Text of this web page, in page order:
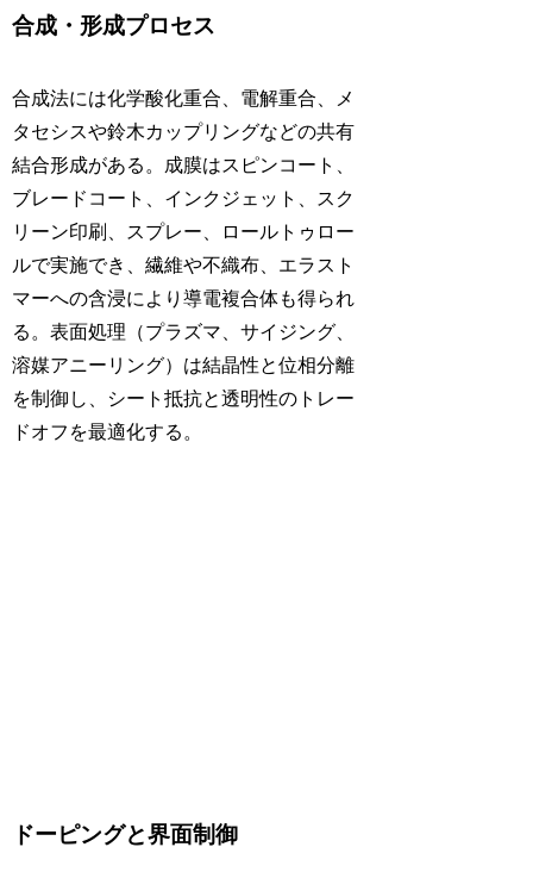
合成・形成プロセス
合成法には化学酸化重合、電解重合、メ
タセシスや鈴木カップリングなどの共有
結合形成がある。成膜はスピンコート、
ブレードコート、インクジェット、スク
リーン印刷、スプレー、ロールトゥロー
ルで実施でき、繊維や不織布、エラスト
マーへの含浸により導電複合体も得られ
る。表面処理（プラズマ、サイジング、
溶媒アニーリング）は結晶性と位相分離
を制御し、シート抵抗と透明性のトレー
ドオフを最適化する。
ドーピングと界面制御